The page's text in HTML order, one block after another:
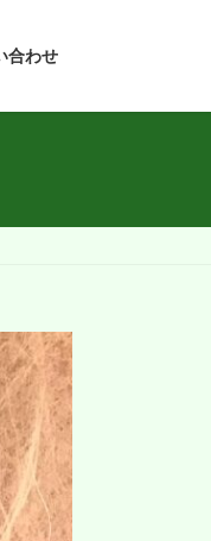
合わせ